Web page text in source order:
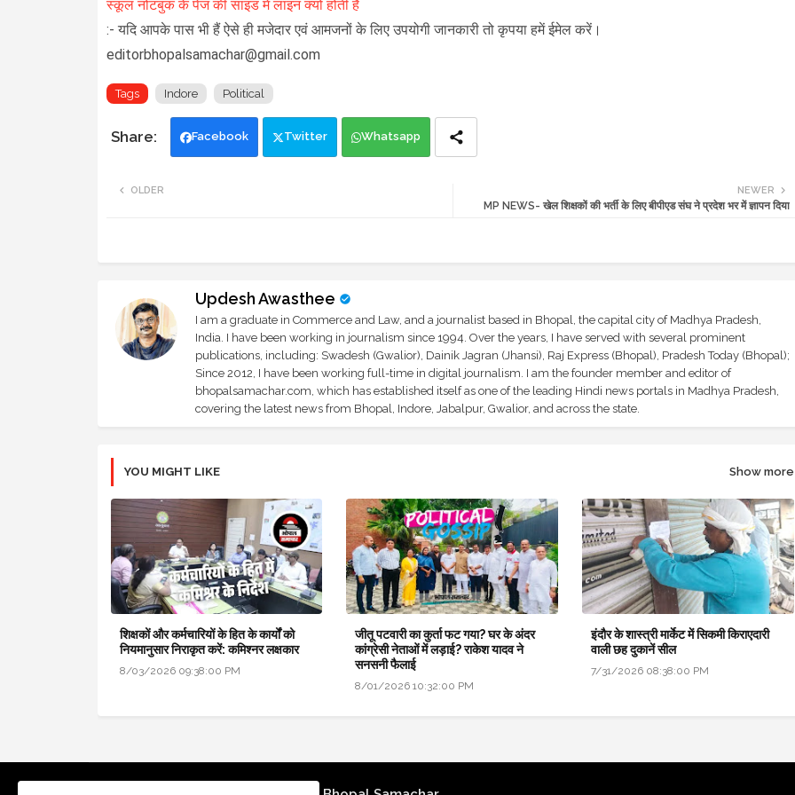
स्कूल नोटबुक के पेज की साइड में लाइन क्यों होती है
:- यदि आपके पास भी हैं ऐसे ही मजेदार एवं आमजनों के लिए उपयोगी जानकारी तो कृपया हमें ईमेल करें।
editorbhopalsamachar@gmail.com
Tags Indore Political
Facebook Twitter Whatsapp
NEWER
MP NEWS- खेल शिक्षकों की भर्ती के लिए बीपीएड संघ ने प्रदेश भर में ज्ञापन दिया
OLDER
Updesh Awasthee
I am a graduate in Commerce and Law, and a journalist based in Bhopal, the capital city of Madhya Pradesh,
India. I have been working in journalism since 1994. Over the years, I have served with several prominent
publications, including: Swadesh (Gwalior), Dainik Jagran (Jhansi), Raj Express (Bhopal), Pradesh Today (Bhopal);
Since 2012, I have been working full-time in digital journalism. I am the founder member and editor of
bhopalsamachar.com, which has established itself as one of the leading Hindi news portals in Madhya Pradesh,
covering the latest news from Bhopal, Indore, Jabalpur, Gwalior, and across the state.
YOU MIGHT LIKE Show more
शिक्षकों और कर्मचारियों के हित के कार्यों को
नियमानुसार निराकृत करें: कमिश्नर लक्षकार
8/03/2026 09:38:00 PM
जीतू पटवारी का कुर्ता फट गया? घर के अंदर
कांग्रेसी नेताओं में लड़ाई? राकेश यादव ने
सनसनी फैलाई
8/01/2026 10:32:00 PM
इंदौर के शास्त्री मार्केट में सिकमी किराएदारी
वाली छह दुकानें सील
7/31/2026 08:38:00 PM